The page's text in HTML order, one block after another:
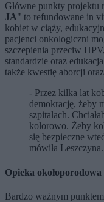
Główne punkty projektu
JA" to refundowane in
kobiet w ciąży,
pacjenci onkologiczni
szczepienia przeciw
standardzie oraz
także kwestię aborcji
- Przez kilka lat
demokrację, żeby
szpitalach.
kolorowo. Żeby
się bezpieczne
mówiła Leszczyna.
Opieka okołoporodowa
Bardzo ważnym